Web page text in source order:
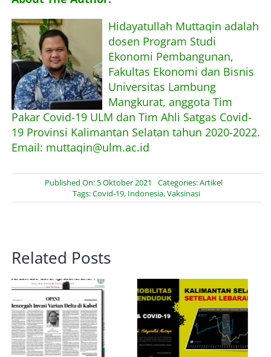
Hidayatullah Muttaqin adalah
dosen Program Studi
Ekonomi Pembangunan,
Fakultas Ekonomi dan Bisnis
Universitas Lambung
Mangkurat, anggota Tim
Pakar Covid-19 ULM dan Tim Ahli Satgas Covid-
19 Provinsi Kalimantan Selatan tahun 2020-2022.
Email: muttaqin@ulm.ac.id
Published On: 5 Oktober 2021 Categories:Artikel
Tags:Covid-19, Indonesia,Vaksinasi
Related Posts